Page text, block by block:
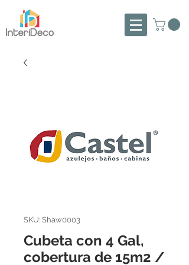
SKU: Shaw0003
Cubeta con 4 Gal,
cobertura de 15m2 /